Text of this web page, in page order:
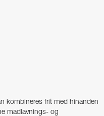
kombineres frit med hinanden
madlavnings- og